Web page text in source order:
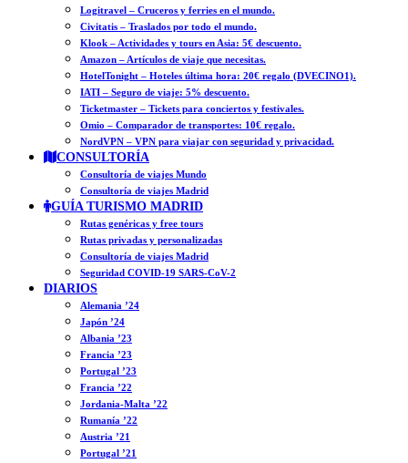
Logitravel – Cruceros y ferries en el mundo.
Civitatis – Traslados por todo el mundo.
Klook – Actividades y tours en Asia: 5€ descuento.
Amazon – Artículos de viaje que necesitas.
HotelTonight – Hoteles última hora: 20€ regalo (DVECINO1).
IATI – Seguro de viaje: 5% descuento.
Ticketmaster – Tickets para conciertos y festivales.
Omio – Comparador de transportes: 10€ regalo.
NordVPN – VPN para viajar con seguridad y privacidad.
CONSULTORÍA
Consultoría de viajes Mundo
Consultoría de viajes Madrid
GUÍA TURISMO MADRID
Rutas genéricas y free tours
Rutas privadas y personalizadas
Consultoría de viajes Madrid
Seguridad COVID-19 SARS-CoV-2
DIARIOS
Alemania ’24
Japón ’24
Albania ’23
Francia ’23
Portugal ’23
Francia ’22
Jordania-Malta ’22
Rumanía ’22
Austria ’21
Portugal ’21